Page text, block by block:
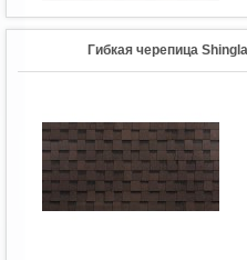
Гибкая черепица